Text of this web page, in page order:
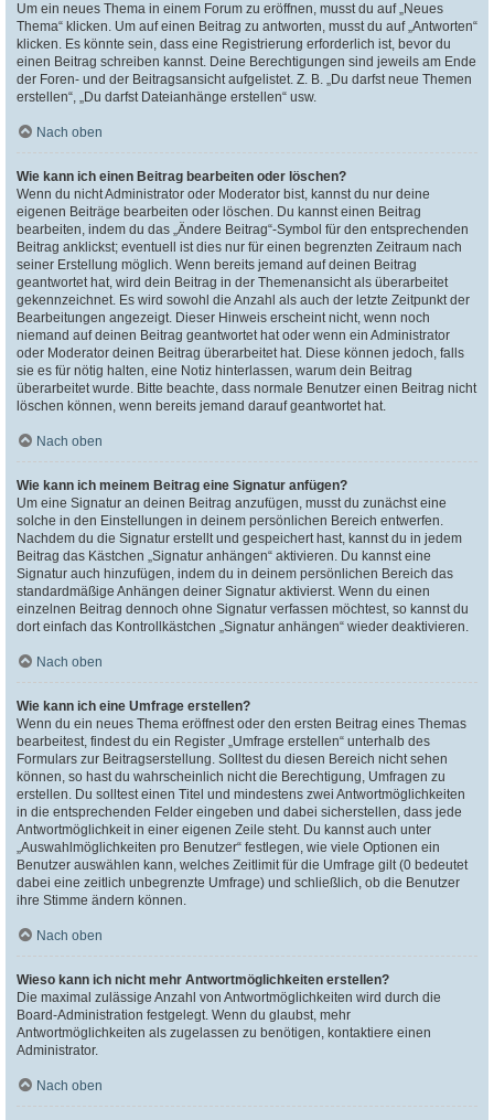
Um ein neues Thema in einem Forum zu eröffnen, musst du auf „Neues
Thema“ klicken. Um auf einen Beitrag zu antworten, musst du auf „Antworten“
klicken. Es könnte sein, dass eine Registrierung erforderlich ist, bevor du
einen Beitrag schreiben kannst. Deine Berechtigungen sind jeweils am Ende
der Foren- und der Beitragsansicht aufgelistet. Z. B. „Du darfst neue Themen
erstellen“, „Du darfst Dateianhänge erstellen“ usw.
Nach oben
Wie kann ich einen Beitrag bearbeiten oder löschen?
Wenn du nicht Administrator oder Moderator bist, kannst du nur deine
eigenen Beiträge bearbeiten oder löschen. Du kannst einen Beitrag
bearbeiten, indem du das „Ändere Beitrag“-Symbol für den entsprechenden
Beitrag anklickst; eventuell ist dies nur für einen begrenzten Zeitraum nach
seiner Erstellung möglich. Wenn bereits jemand auf deinen Beitrag
geantwortet hat, wird dein Beitrag in der Themenansicht als überarbeitet
gekennzeichnet. Es wird sowohl die Anzahl als auch der letzte Zeitpunkt der
Bearbeitungen angezeigt. Dieser Hinweis erscheint nicht, wenn noch
niemand auf deinen Beitrag geantwortet hat oder wenn ein Administrator
oder Moderator deinen Beitrag überarbeitet hat. Diese können jedoch, falls
sie es für nötig halten, eine Notiz hinterlassen, warum dein Beitrag
überarbeitet wurde. Bitte beachte, dass normale Benutzer einen Beitrag nicht
löschen können, wenn bereits jemand darauf geantwortet hat.
Nach oben
Wie kann ich meinem Beitrag eine Signatur anfügen?
Um eine Signatur an deinen Beitrag anzufügen, musst du zunächst eine
solche in den Einstellungen in deinem persönlichen Bereich entwerfen.
Nachdem du die Signatur erstellt und gespeichert hast, kannst du in jedem
Beitrag das Kästchen „Signatur anhängen“ aktivieren. Du kannst eine
Signatur auch hinzufügen, indem du in deinem persönlichen Bereich das
standardmäßige Anhängen deiner Signatur aktivierst. Wenn du einen
einzelnen Beitrag dennoch ohne Signatur verfassen möchtest, so kannst du
dort einfach das Kontrollkästchen „Signatur anhängen“ wieder deaktivieren.
Nach oben
Wie kann ich eine Umfrage erstellen?
Wenn du ein neues Thema eröffnest oder den ersten Beitrag eines Themas
bearbeitest, findest du ein Register „Umfrage erstellen“ unterhalb des
Formulars zur Beitragserstellung. Solltest du diesen Bereich nicht sehen
können, so hast du wahrscheinlich nicht die Berechtigung, Umfragen zu
erstellen. Du solltest einen Titel und mindestens zwei Antwortmöglichkeiten
in die entsprechenden Felder eingeben und dabei sicherstellen, dass jede
Antwortmöglichkeit in einer eigenen Zeile steht. Du kannst auch unter
„Auswahlmöglichkeiten pro Benutzer“ festlegen, wie viele Optionen ein
Benutzer auswählen kann, welches Zeitlimit für die Umfrage gilt (0 bedeutet
dabei eine zeitlich unbegrenzte Umfrage) und schließlich, ob die Benutzer
ihre Stimme ändern können.
Nach oben
Wieso kann ich nicht mehr Antwortmöglichkeiten erstellen?
Die maximal zulässige Anzahl von Antwortmöglichkeiten wird durch die
Board-Administration festgelegt. Wenn du glaubst, mehr
Antwortmöglichkeiten als zugelassen zu benötigen, kontaktiere einen
Administrator.
Nach oben